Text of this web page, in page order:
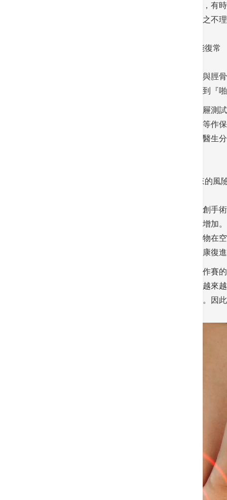
籃球及足球等劇烈且高強度運動大受港人歡迎，
醒：「前十字韌帶撕裂後果可大可小，萬一置之不
忽視前十字韌帶撕裂後果嚴重 膝蓋功能或不能復常
前十字韌帶擔當膝蓋重要的一員，是連接股骨與
醫生指：「在運動期間膝蓋突然扭曲，繼而聽到
當患者求醫時，醫生會作臨床檢查，包括前抽屜
詳細的報告。情況輕微的患者可以消炎止痛藥等
動，擔心手術後無法復常而不考慮做手術。霍醫
新式快速縫合裝置縮短手術時間 減低手術帶來的風
在重建前十字韌帶的手術方案方面，目前以微創
萬一韌帶韌度不足，甚至糜爛，縫線時間便會增
等麻醉副作用亦會因而減輕。另外，隨著移植物
久才能回復受傷前的運動量，這需視乎患者的康
霍醫生分享曾有一名喜歡打籃球，甚至會業餘作
手術，甚至繼續進行劇烈運動，久而久之膝蓋越
者可以恢復運動，但膝蓋活動能力已不如以往。